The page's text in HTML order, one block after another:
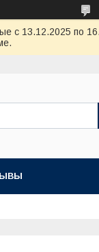
с 13.12.2025 по